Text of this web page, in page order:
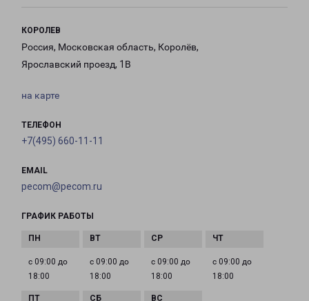
КОРОЛЕВ
Россия, Московская область, Королёв,
Ярославский проезд, 1В
на карте
ТЕЛЕФОН
+7(495) 660-11-11
EMAIL
pecom@pecom.ru
ГРАФИК РАБОТЫ
с 09:00 до
18:00
с 09:00 до
18:00
с 09:00 до
18:00
с 09:00 до
18:00